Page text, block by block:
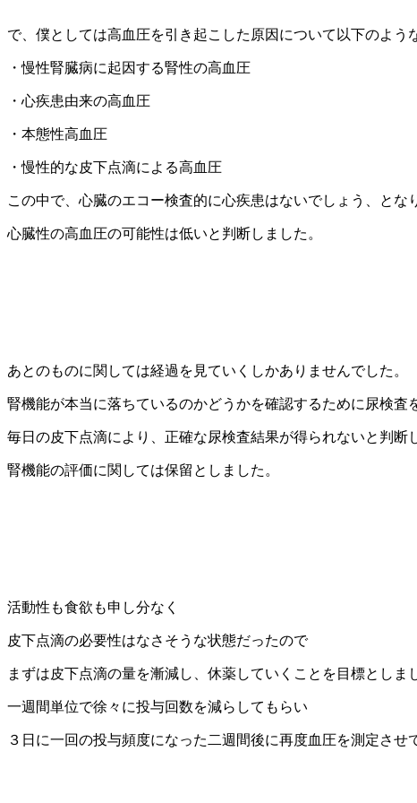
で、僕としては高血圧を引き起こした原因について以下のよう
・慢性腎臓病に起因する腎性の高血圧
・心疾患由来の高血圧
・本態性高血圧
・慢性的な皮下点滴による高血圧
この中で、心臓のエコー検査的に心疾患はないでしょう、とな
心臓性の高血圧の可能性は低いと判断しました。
あとのものに関しては経過を見ていくしかありませんでした。
腎機能が本当に落ちているのかどうかを確認するために尿検査
毎日の皮下点滴により、正確な尿検査結果が得られないと判断
腎機能の評価に関しては保留としました。
活動性も食欲も申し分なく
皮下点滴の必要性はなさそうな状態だったので
まずは皮下点滴の量を漸減し、休薬していくことを目標としま
一週間単位で徐々に投与回数を減らしてもらい
３日に一回の投与頻度になった二週間後に再度血圧を測定させ